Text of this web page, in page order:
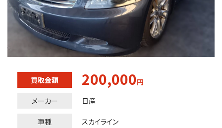
買取金額 200,000円
メーカー
日産
車種 スカイライン